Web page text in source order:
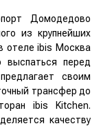
Домодедово
из крупнейших
отеле ibis Москва
перед
своим
трансфер до
ibis Kitchen.
качеству